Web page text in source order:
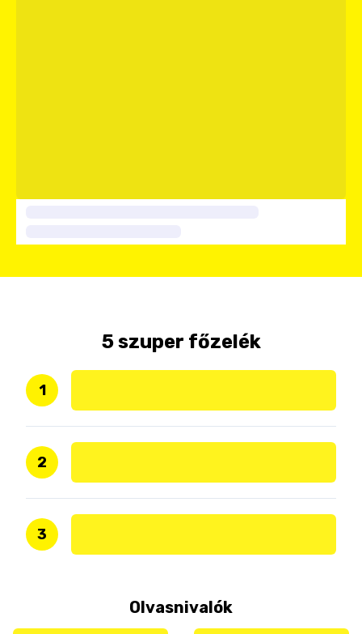
5 szuper főzelék
1
2
3
Olvasnivalók